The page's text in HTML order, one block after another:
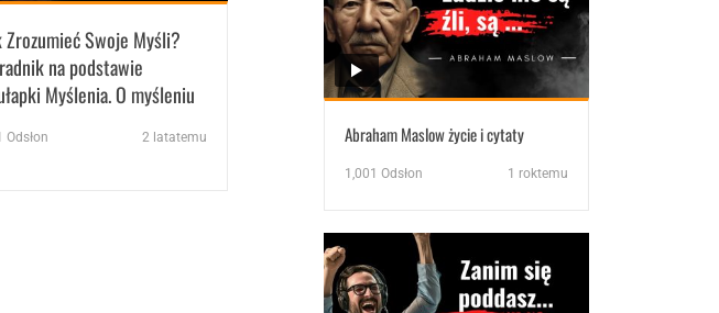
Zrozumieć Swoje Myśli?
na podstawie
Myślenia. O myśleniu
Odsłon 2 latatemu Abraham Maslow życie i cytaty
1,001 Odsłon 1 roktemu